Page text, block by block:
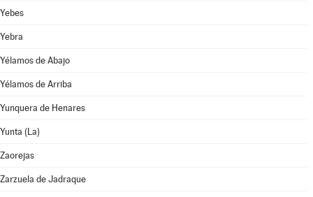
Yebes
Yebra
Yélamos de Abajo
Yélamos de Arriba
Yunquera de Henares
Yunta (La)
Zaorejas
Zarzuela de Jadraque